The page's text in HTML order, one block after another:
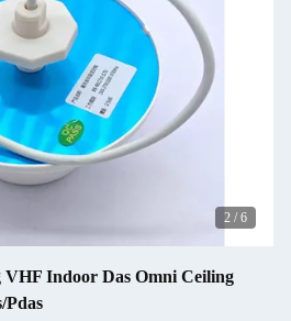
2 / 6
VHF Indoor Das Omni Ceiling
Pdas